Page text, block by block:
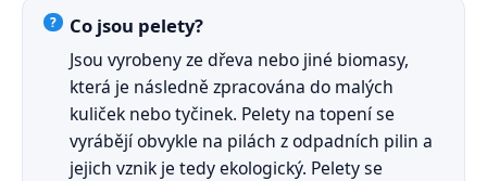
Co jsou pelety?
Jsou vyrobeny ze dřeva nebo jiné biomasy,
která je následně zpracována do malých
kuliček nebo tyčinek. Pelety na topení se
vyrábějí obvykle na pilách z odpadních pilin a
jejich vznik je tedy ekologický. Pelety se